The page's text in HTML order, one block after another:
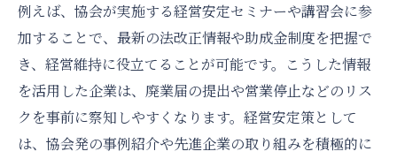
例えば、協会が実施する経営安定セミナーや講習会に参
加することで、最新の法改正情報や助成金制度を把握で
き、経営維持に役立てることが可能です。こうした情報
を活用した企業は、廃業届の提出や営業停止などのリス
クを事前に察知しやすくなります。経営安定策として
は、協会発の事例紹介や先進企業の取り組みを積極的に